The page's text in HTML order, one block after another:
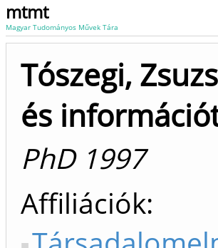
mtmt
Magyar Tudományos Művek Tára
Tószegi,
és
PhD 1997
Affiliációk